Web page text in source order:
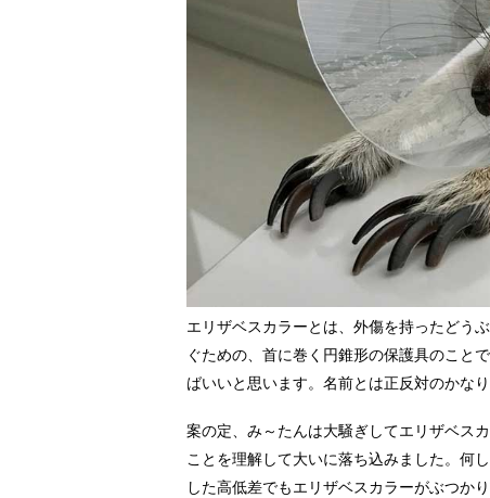
エリザベスカラーとは、外傷を持ったどう
ぐための、首に巻く円錐形の保護具のこと
ばいいと思います。名前とは正反対のかな
案の定、み～たんは大騒ぎしてエリザベス
ことを理解して大いに落ち込みました。何
した高低差でもエリザベスカラーがぶつか